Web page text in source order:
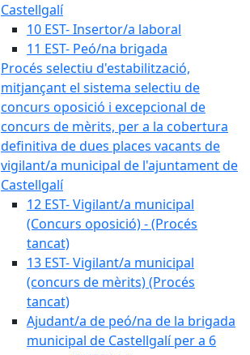
Castellgalí
10 EST- Insertor/a laboral
11 EST- Peó/na brigada
Procés selectiu d'estabilització,
mitjançant el sistema selectiu de
concurs oposició i excepcional de
concurs de mèrits, per a la cobertura
definitiva de dues places vacants de
vigilant/a municipal de l'ajuntament de
Castellgalí
12 EST- Vigilant/a municipal
(Concurs oposició) - (Procés
tancat)
13 EST- Vigilant/a municipal
(concurs de mèrits) (Procés
tancat)
Ajudant/a de peó/na de la brigada
municipal de Castellgalí per a 6